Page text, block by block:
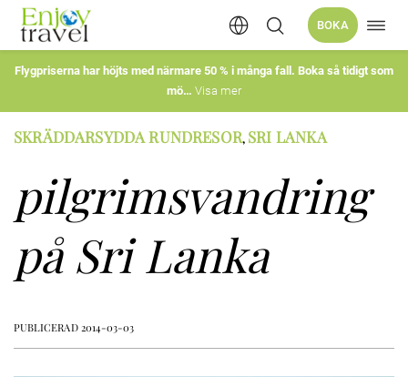
Hoppa
till
innehåll
BOKA
Flygpriserna har höjts med närmare 50 % i många fall. Boka så tidigt som
mö
Visa mer
SKRÄDDARSYDDA RUNDRESOR, SRI LANKA
pilgrimsvandring
på Sri Lanka
PUBLICERAD 2014-03-03